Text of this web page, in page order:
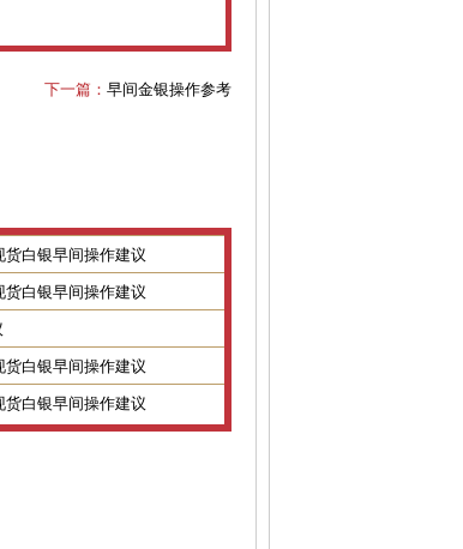
下一篇： 早间金银操作参考
货白银早间操作建议
货白银早间操作建议
货白银早间操作建议
货白银早间操作建议